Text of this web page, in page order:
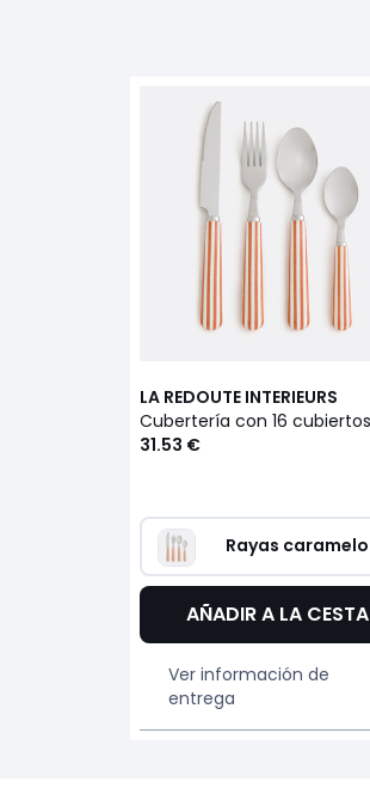
LA REDOUTE INTERIEURS
31.53 €
Rayas caramelo
AÑADIR A LA CESTA
Ver información de
entrega